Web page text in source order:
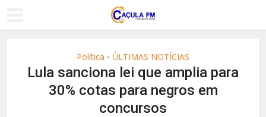
Política • ÚLTIMAS NOTÍCIAS
Lula sanciona lei que amplia para
30% cotas para negros em
concursos